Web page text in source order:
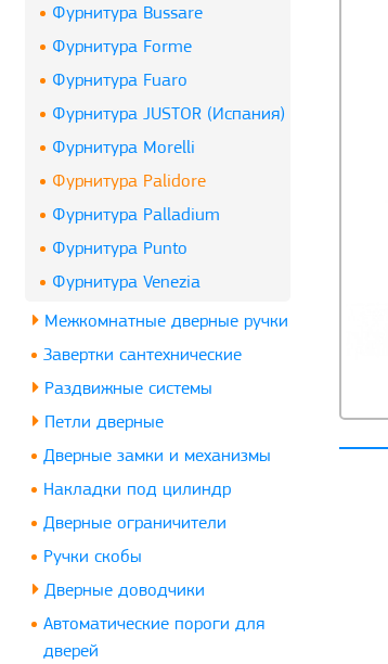
Фурнитура Bussare
Фурнитура Forme
Фурнитура Fuaro
Фурнитура JUSTOR (Испания)
Фурнитура Morelli
Фурнитура Palidore
Фурнитура Palladium
Фурнитура Punto
Фурнитура Venezia
Межкомнатные дверные ручки
Завертки сантехнические
Раздвижные системы
Петли дверные
Дверные замки и механизмы
Накладки под цилиндр
Дверные ограничители
Ручки скобы
Дверные доводчики
Автоматические пороги для
дверей